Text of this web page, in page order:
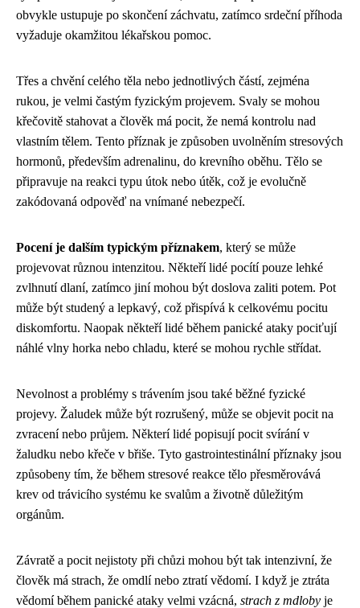
obvykle ustupuje po skončení záchvatu, zatímco srdeční příhoda
vyžaduje okamžitou lékařskou pomoc.
Třes a chvění celého těla nebo jednotlivých částí, zejména
rukou, je velmi častým fyzickým projevem. Svaly se mohou
křečovitě stahovat a člověk má pocit, že nemá kontrolu nad
vlastním tělem. Tento příznak je způsoben uvolněním stresových
hormonů, především adrenalinu, do krevního oběhu. Tělo se
připravuje na reakci typu útok nebo útěk, což je evolučně
zakódovaná odpověď na vnímané nebezpečí.
Pocení je dalším typickým příznakem, který se může
projevovat různou intenzitou. Někteří lidé pocítí pouze lehké
zvlhnutí dlaní, zatímco jiní mohou být doslova zaliti potem. Pot
může být studený a lepkavý, což přispívá k celkovému pocitu
diskomfortu. Naopak někteří lidé během panické ataky pociťují
náhlé vlny horka nebo chladu, které se mohou rychle střídat.
Nevolnost a problémy s trávením jsou také běžné fyzické
projevy. Žaludek může být rozrušený, může se objevit pocit na
zvracení nebo průjem. Některí lidé popisují pocit svírání v
žaludku nebo křeče v břiše. Tyto gastrointestinální příznaky jsou
způsobeny tím, že během stresové reakce tělo přesměrovává
krev od trávicího systému ke svalům a životně důležitým
orgánům.
Závratě a pocit nejistoty při chůzi mohou být tak intenzivní, že
člověk má strach, že omdlí nebo ztratí vědomí. I když je ztráta
vědomí během panické ataky velmi vzácná, strach z mdloby je